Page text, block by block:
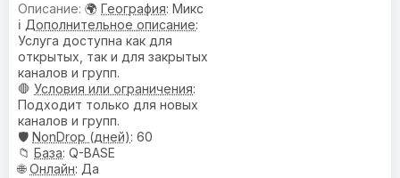
🌍 География: Микс
ℹ️ Дополнительное описание:
Услуга доступна как для
открытых, так и для закрытых
каналов и групп.
🛑 Условия или ограничения:
Подходит только для новых
каналов и групп.
🛡️ NonDrop (дней): 60
📁 База: Q-BASE
🌐Онлайн: Да